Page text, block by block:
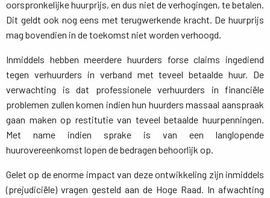
oorspronkelijke huurprijs, en dus niet de verhogingen, te betalen.
Dit geldt ook nog eens met terugwerkende kracht. De huurprijs
mag bovendien in de toekomst niet worden verhoogd.
Inmiddels hebben meerdere huurders forse claims ingediend
tegen verhuurders in verband met teveel betaalde huur. De
verwachting is dat professionele verhuurders in financiële
problemen zullen komen indien hun huurders massaal aanspraak
gaan maken op restitutie van teveel betaalde huurpenningen.
Met name indien sprake is van een langlopende
huurovereenkomst lopen de bedragen behoorlijk op.
Gelet op de enorme impact van deze ontwikkeling zijn inmiddels
(prejudiciële) vragen gesteld aan de Hoge Raad. In afwachting